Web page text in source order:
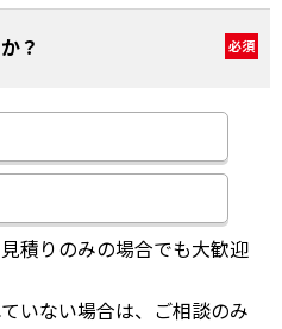
？ 必須
積りのみの場合でも大歓迎
いない場合は、ご相談のみ